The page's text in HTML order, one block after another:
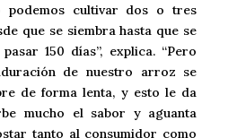
podemos cultivar dos o tres
que se siembra hasta que se
150 días”, explica. “Pero
de nuestro arroz se
de forma lenta, y esto le da
mucho el sabor y aguanta
tanto al consumidor como